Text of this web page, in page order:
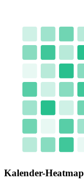
Kalender-Heatmap